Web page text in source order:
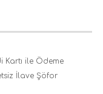
Kartı ile Ödeme
İlave Şöfor